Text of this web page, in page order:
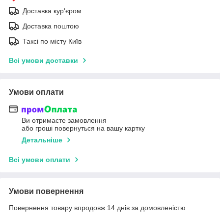
Доставка кур'єром
Доставка поштою
Таксі по місту Київ
Всі умови доставки
Умови оплати
Ви отримаєте замовлення
або гроші повернуться на вашу картку
Детальніше
Всі умови оплати
Умови повернення
Повернення товару впродовж 14 днів за домовленістю